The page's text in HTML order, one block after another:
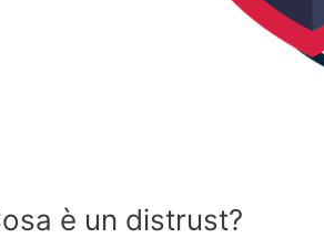
è un distrust?